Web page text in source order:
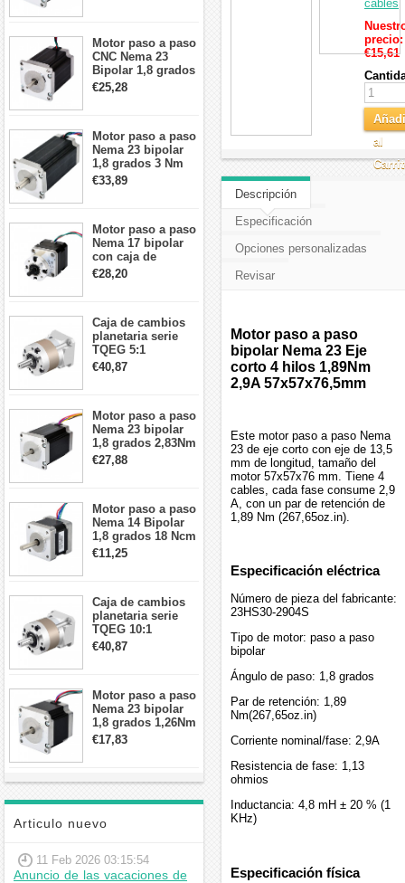
Motor paso a paso
CNC Nema 23
Bipolar 1,8 grados
1,9 Nm 3A 3,36 V
57x57x76mm 4
€25,28
Motor paso a paso
Nema 23 bipolar
1,8 grados 3 Nm
4,2A 57x57x114mm
motor paso a paso
€33,89
Motor paso a paso
Nema 17 bipolar
con caja de
cambios planetaria
5:1 longitud 33mm
Robot CNC DIY
€28,20
Caja de cambios
planetaria serie
TQEG 5:1
contragolpe 15
arcmin para motor
€40,87
Motor paso a paso
Nema 23 bipolar
1,8 grados 2,83Nm
4A 2,26 V
57x57x84mm 8
€27,88
Motor paso a paso
Nema 14 Bipolar
1,8 grados 18 Ncm
0,8 A 5,74 V 35 x
35 x 34 mm 4
€11,25
Caja de cambios
planetaria serie
TQEG 10:1
contragolpe 15
arcmin para motor
€40,87
Motor paso a paso
Nema 23 bipolar
1,8 grados 1,26Nm
2,8A 2,5V
57x57x56mm 4
€17,83
Articulo nuevo
11 Feb 2026 03:15:54
Anuncio de las vacaciones de
cables
precio:
€15,61
al
Descripción
Especificación
Opciones personalizadas
Revisar
Motor paso a paso
bipolar Nema 23 Eje
corto 4 hilos 1,89Nm
2,9A 57x57x76,5mm
Este motor paso a paso Nema
23 de eje corto con eje de 13,5
mm de longitud, tamaño del
motor 57x57x76 mm. Tiene 4
cables, cada fase consume 2,9
A, con un par de retención de
1,89 Nm (267,65oz.in).
Especificación eléctrica
Número de pieza del fabricante:
23HS30-2904S
Tipo de motor: paso a paso
bipolar
Ángulo de paso: 1,8 grados
Par de retención: 1,89
Nm(267,65oz.in)
Corriente nominal/fase: 2,9A
Resistencia de fase: 1,13
ohmios
Inductancia: 4,8 mH ± 20 % (1
KHz)
Especificación física